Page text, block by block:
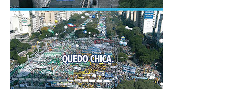
Secretaría de comunicación
Departamento de Ambiente
Empresas
Impresión de boletas